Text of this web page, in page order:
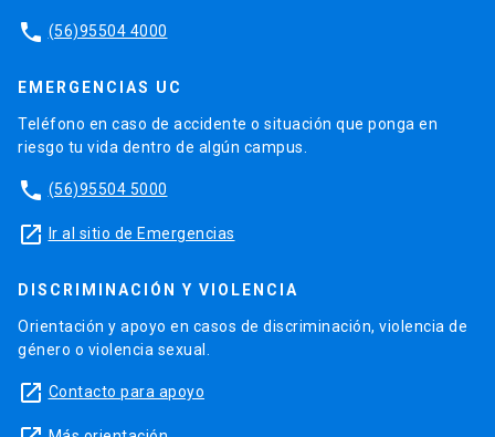
phone (56)95504 4000
EMERGENCIAS UC
Teléfono en caso de accidente o situación que ponga en
riesgo tu vida dentro de algún campus.
phone (56)95504 5000
launch Ir al sitio de Emergencias
DISCRIMINACIÓN Y VIOLENCIA
Orientación y apoyo en casos de discriminación, violencia de
género o violencia sexual.
launch Contacto para apoyo